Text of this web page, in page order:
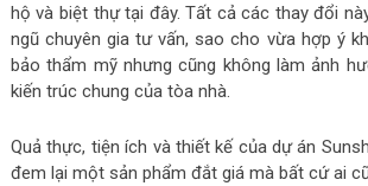
hộ và biệt thự tại đây. Tất cả các thay đổi
ngũ chuyên gia tư vấn, sao cho vừa hợp ý
bảo thẩm mỹ nhưng cũng không làm ảnh
kiến trúc chung của tòa nhà.
Quả thực, tiện ích và thiết kế của dự án
đem lại một sản phẩm đắt giá mà bất cứ ai